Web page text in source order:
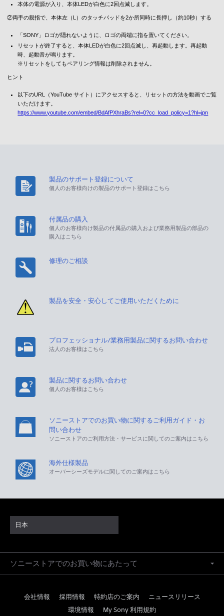
本体の電源が入り、本体LEDが白色に2回点滅します。
②両手の親指で、本体左（L）のタッチパッドを2か所同時に長押し（約10秒）する
「SONY」ロゴが隠れないように、ロゴの両端に指を置いてください。
リセットが終了すると、本体LEDが白色に2回点滅し、再起動します。再起動
時、起動音が鳴ります。
※リセットをしてもペアリング情報は削除されません。
ヒント
以下のURL（YouTube サイト）にアクセスすると、リセットの方法を動画でご覧
いただけます。
https://www.youtube.com/embed/BdAfPXhraBs?rel=0?cc_load_policy=1?hl=jpn
製品のサポート登録について
個人のお客様向けの製品のサポート登録はこちら
付属品の購入
個人のお客様向け製品の付属品の購入および業務用製品の部品の
購入はこちら
修理のご相談
製品を安全・安心してご使用いただくために
プロフェッショナル/業務用製品に関するお問い合わせ
法人のお客様はこちら
製品に関するお問い合わせ
個人のお客様はこちら
ソニーストアでのお買い物に関するご利用ガイド・お
問い合わせ
ソニーストアのご利用方法・サービスに関してのご案内はこちら
海外仕様製品
オーバーシーズモデルに関してのご案内はこちら
日本
ソニーストアでのお買い物にあたって
会社情報 採用情報 特約店のご案内
ニュースリリース
環境情報
My Sony 利用規約